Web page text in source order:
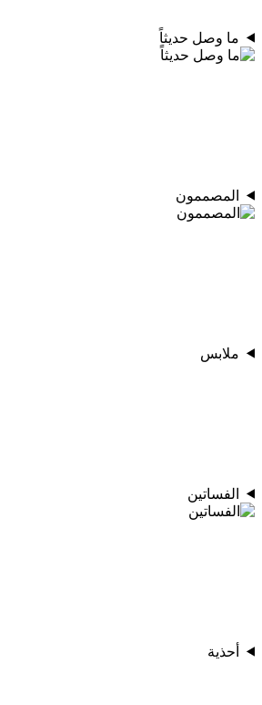
ما وصل حديثاً
المصممون
ملابس
الفساتين
أحذية